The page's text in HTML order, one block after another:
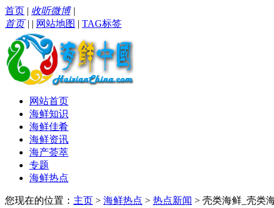
首页 | 收听微博|
首页| | 网站地图 | TAG标签
网站首页
海鲜知识
海鲜佳肴
海鲜资讯
海产荟萃
专题
海鲜热点
您现在的位置： 主页 > 海鲜热点 > 热点新闻 > 壳类海鲜_壳类